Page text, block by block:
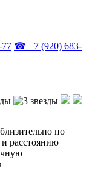
☎ +7 (920) 683-
по
расстоянию